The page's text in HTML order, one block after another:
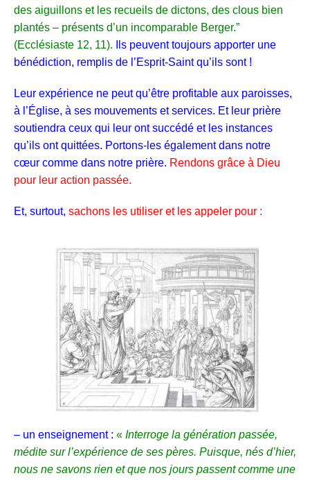
des aiguillons et les recueils de dictons, des clous bien
plantés – présents d’un incomparable Berger.”
(Ecclésiaste 12, 11).
Ils peuvent toujours apporter une
bénédiction, remplis de l’Esprit-Saint qu’ils sont !
Leur expérience ne peut qu’être profitable aux paroisses,
à l’Église, à ses mouvements et services. Et leur prière
soutiendra ceux qui leur ont succédé et les instances
qu’ils ont quittées. Portons-les également dans notre
cœur comme dans notre prière. Rendons grâce à Dieu
pour leur action passée.
Et, surtout, sachons les utiliser et les appeler pour :
– un enseignement : « Interroge la génération passée,
médite sur l’expérience de ses pères. Puisque, nés d’hier,
nous ne savons rien et que nos jours passent comme une